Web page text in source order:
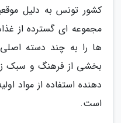
کشور تونس به دلیل
مجموعه ای گسترده از
ها را به چند دسته
بخشی از فرهنگ و سبک
دهنده استفاده از مواد
است.